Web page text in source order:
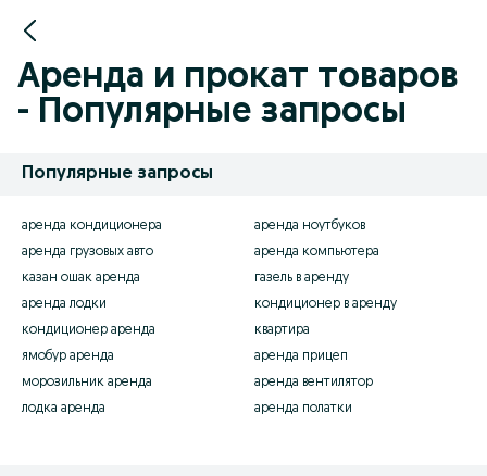
Аренда и прокат товаров
- Популярные запросы
Популярные запросы
аренда кондиционера
аренда грузовых авто
казан ошак аренда
аренда лодки
кондиционер аренда
ямобур аренда
морозильник аренда
лодка аренда
аренда ноутбуков
аренда компьютера
газель в аренду
кондиционер в аренду
квартира
аренда прицеп
аренда вентилятор
аренда полатки